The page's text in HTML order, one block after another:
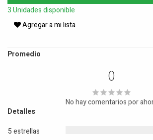
3 Unidades disponible
Agregar a mi lista
Promedio
0
No hay comentarios por
Detalles
5 estrellas